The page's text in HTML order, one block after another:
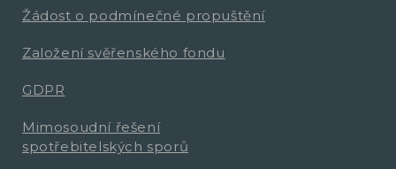
Žádost o podmínečné propuštění
Založení svěřenského fondu
GDPR
Mimosoudní řešení
spotřebitelských sporů